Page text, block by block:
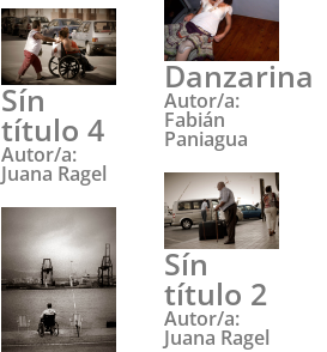
Sín
título 4
Autor/a:
Juana Ragel
Danzarina
Autor/a:
Fabián
Paniagua
Sín
título 2
Autor/a:
Juana Ragel